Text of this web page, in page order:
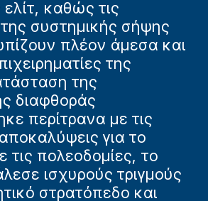
ελίτ, καθώς τις
συστημικής σήψης
πλέον άμεσα και
της
της
διαφθοράς
περίτρανα με τις
για το
τις πολεοδομίες, το
ισχυρούς τριγμούς
στρατόπεδο και